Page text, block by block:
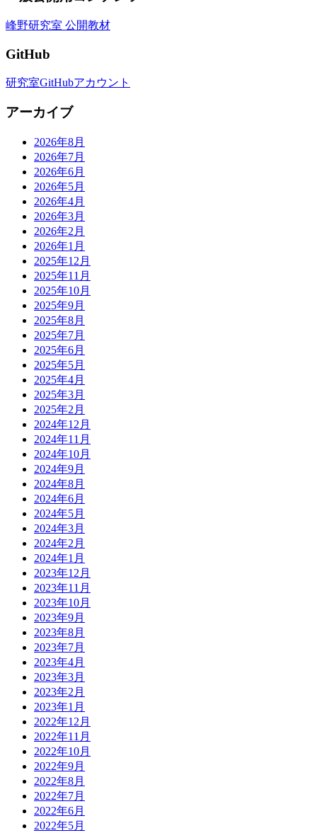
峰野研究室 公開教材
GitHub
研究室GitHubアカウント
アーカイブ
2026年8月
2026年7月
2026年6月
2026年5月
2026年4月
2026年3月
2026年2月
2026年1月
2025年12月
2025年11月
2025年10月
2025年9月
2025年8月
2025年7月
2025年6月
2025年5月
2025年4月
2025年3月
2025年2月
2024年12月
2024年11月
2024年10月
2024年9月
2024年8月
2024年6月
2024年5月
2024年3月
2024年2月
2024年1月
2023年12月
2023年11月
2023年10月
2023年9月
2023年8月
2023年7月
2023年4月
2023年3月
2023年2月
2023年1月
2022年12月
2022年11月
2022年10月
2022年9月
2022年8月
2022年7月
2022年6月
2022年5月